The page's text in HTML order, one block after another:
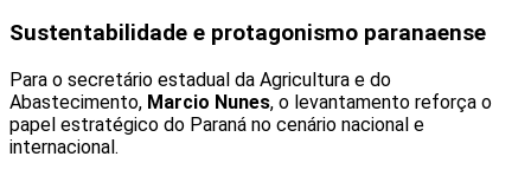
Sustentabilidade e protagonismo paranaense
Para o secretário estadual da Agricultura e do
Abastecimento, Marcio Nunes, o levantamento reforça o
papel estratégico do Paraná no cenário nacional e
internacional.